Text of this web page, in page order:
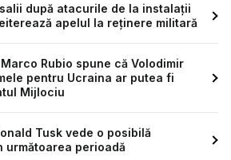
după atacurile de la instalații
apelul la reținere militară
Rubio spune că Volodimir
pentru Ucraina ar putea fi
Mijlociu
Tusk vede o posibilă
următoarea perioadă